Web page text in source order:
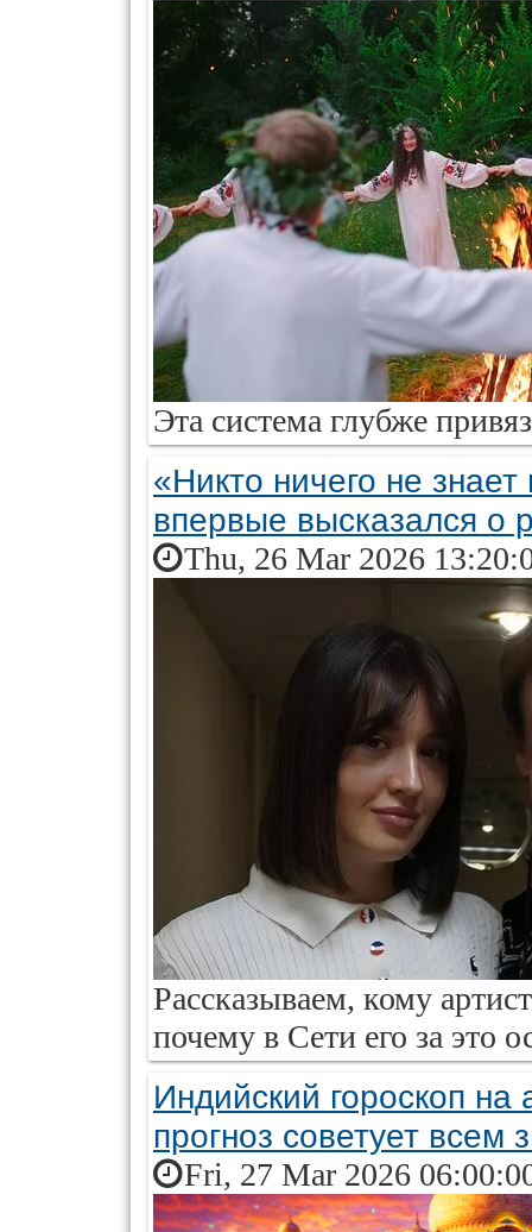
Эта система глубже
«Никто ничего не
впервые высказался о
Thu, 26 Mar 2026
Рассказываем, кому
почему в Сети его за это
Индийский гороскоп
прогноз советует всем
Fri, 27 Mar 2026